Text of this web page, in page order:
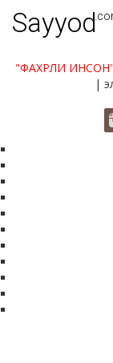
Sayyod
"ФАХРЛИ ИНСОН"
|